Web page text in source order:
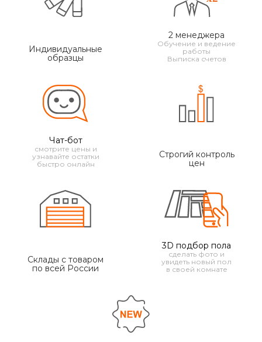
Индивидуальные
образцы
2 менеджера
Обучение и ведение
работы
Выписка счетов
Чат-бот
смотрите цены и
узнавайте остатки
быстро онлайн
Строгий контроль
цен
Склады с товаром
по всей России
3D подбор пола
сделать фото и
увидеть новый пол
в своей комнате